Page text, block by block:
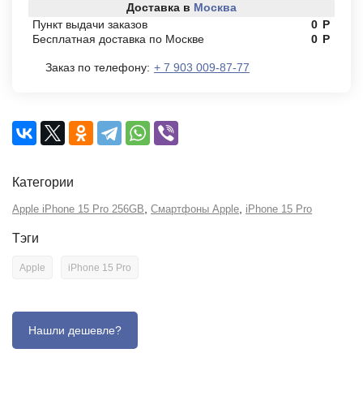
Доставка в Москва
Пункт выдачи заказов
0 Р
Бесплатная доставка по Москве
0 Р
Заказ по телефону: + 7 903 009-87-77
Категории
Apple iPhone 15 Pro 256GB Смартфоны Apple iPhone 15 Pro
Тэги
Apple iPhone 15 Pro